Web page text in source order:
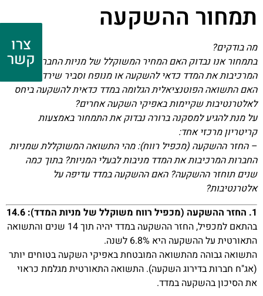
תמחור ההשקעה
מה בודקים?
בתמחור אנו נבדוק האם המחיר המשוקלל של מניות החברות
המרכיבות את המדד כדאי להשקעה או מנופח וסביר שירד בעתיד.
האם התשואה הפוטנציאלית הגלומה במדד כדאית להשקעה ביחס
לאלטרנטיבות שקיימות באפיקי השקעה אחרים?
על מנת להגיע למסקנה ברורה נבדוק את התמחור באמצעות
קריטריון מרכזי אחד:
– החזר ההשקעה (מכפיל רווח): מהי התשואה המשוקללת שמניות
החברות המרכיבות את המדד מניבות לבעלי המניות? בתוך כמה
שנים תוחזר ההשקעה? האם ההשקעה במדד עדיפה על
אלטרנטיבות?
1. החזר ההשקעה (מכפיל רווח משוקלל של מניות המדד): 14.6
בהתאם למכפיל, החזר ההשקעה במדד יהיה תוך 14 שנים והתשואה
התאורטית על ההשקעה היא 6.8% לשנה.
התשואה גבוהה מהתשואה המובטחת באפיקי השקעה בטוחים יותר
(אג"ח חברות בדירוג השקעה). התשואה התאורטית מגלמת כראוי
את הסיכון בהשקעה במדד.
צרו
קשר